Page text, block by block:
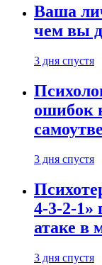
Ваша
чем вы
3 дня спустя
ошибок
3 дня спустя
4-3-2-1»
атаке в
3 дня спустя